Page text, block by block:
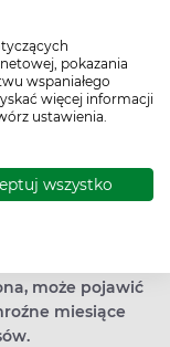
pokazania
wspaniałego
więcej informacji
ustawienia.
wszystko
się,
też skóra
może pojawić
miesiące